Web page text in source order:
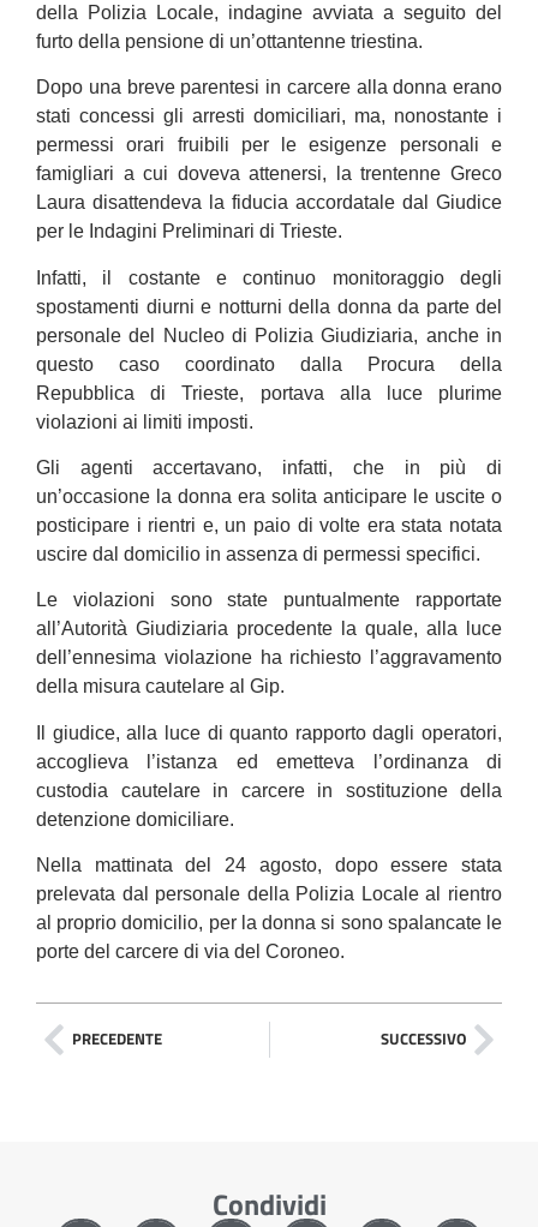
della Polizia Locale, indagine avviata a seguito del
furto della pensione di un’ottantenne triestina.
Dopo una breve parentesi in carcere alla donna erano
stati concessi gli arresti domiciliari, ma, nonostante i
permessi orari fruibili per le esigenze personali e
famigliari a cui doveva attenersi, la trentenne Greco
Laura disattendeva la fiducia accordatale dal Giudice
per le Indagini Preliminari di Trieste.
Infatti, il costante e continuo monitoraggio degli
spostamenti diurni e notturni della donna da parte del
personale del Nucleo di Polizia Giudiziaria, anche in
questo caso coordinato dalla Procura della
Repubblica di Trieste, portava alla luce plurime
violazioni ai limiti imposti.
Gli agenti accertavano, infatti, che in più di
un’occasione la donna era solita anticipare le uscite o
posticipare i rientri e, un paio di volte era stata notata
uscire dal domicilio in assenza di permessi specifici.
Le violazioni sono state puntualmente rapportate
all’Autorità Giudiziaria procedente la quale, alla luce
dell’ennesima violazione ha richiesto l’aggravamento
della misura cautelare al Gip.
Il giudice, alla luce di quanto rapporto dagli operatori,
accoglieva l’istanza ed emetteva l’ordinanza di
custodia cautelare in carcere in sostituzione della
detenzione domiciliare.
Nella mattinata del 24 agosto, dopo essere stata
prelevata dal personale della Polizia Locale al rientro
al proprio domicilio, per la donna si sono spalancate le
porte del carcere di via del Coroneo.
PRECEDENTE SUCCESSIVO
Condividi